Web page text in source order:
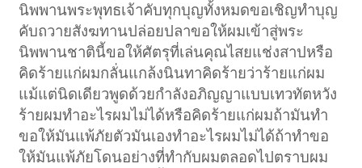
นิพพานพระพุทธเจ้าคับทุกบุญทั้งหมดขอเชิญทำบุญ
คับถวายสังฆทานปล่อยปลาขอให้ผมเข้าสู่พระ
นิพพานชาตินี้ขอให้ศัตรุที่เล่นคุณไสยแช่งสาปหรือ
คิดร้ายแก่ผมกลั่นแกล้งนินทาคิดร้ายว่าร้ายแก่ผม
แม้แต่นิดเดียวพูดด้วยกำลังอภิญญาแบบเทวทัตหวัง
ร้ายผมทำอะไรผมไม่ได้หรือคิดร้ายแก่ผมถ้ามันทำ
ขอให้มันแพ้ภัยตัวมันเองทำอะไรผมไม่ได้ถ้าทำขอ
ให้มันแพ้ภัยโดนอย่างที่ทำกับผมตลอดไปตราบผม